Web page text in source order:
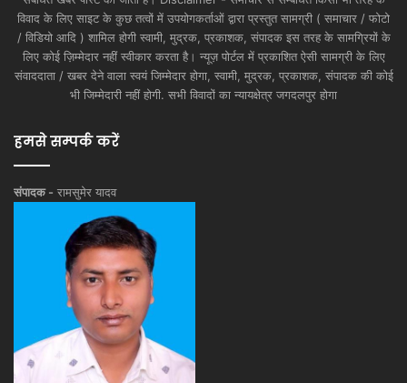
विवाद के लिए साइट के कुछ तत्वों में उपयोगकर्ताओं द्वारा प्रस्तुत सामग्री ( समाचार / फोटो
/ विडियो आदि ) शामिल होगी स्वामी, मुद्रक, प्रकाशक, संपादक इस तरह के सामग्रियों के
लिए कोई ज़िम्मेदार नहीं स्वीकार करता है। न्यूज़ पोर्टल में प्रकाशित ऐसी सामग्री के लिए
संवाददाता / खबर देने वाला स्वयं जिम्मेदार होगा, स्वामी, मुद्रक, प्रकाशक, संपादक की कोई
भी जिम्मेदारी नहीं होगी. सभी विवादों का न्यायक्षेत्र जगदलपुर होगा
हमसे सम्पर्क करें
संपादक - रामसुमेर यादव